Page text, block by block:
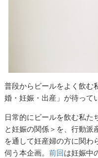
普段からビールをよく飲む
婚・妊娠・出産」が待って
日常的にビールを飲む私た
と妊娠の関係＞を、行動派
を通して妊産婦の方に関わ
伺う本企画。前回は妊娠中